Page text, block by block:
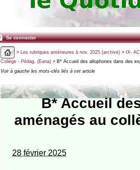
Se connecter
> Les rubriques antérieures à nov. 2025 (archive)> IX-
Collège - Pédag. (Eana)> B* Accueil des allophones dans des
Voir à gauche les mots-clés liés à cet article
B* Accueil
aménagés au
28 février 2025